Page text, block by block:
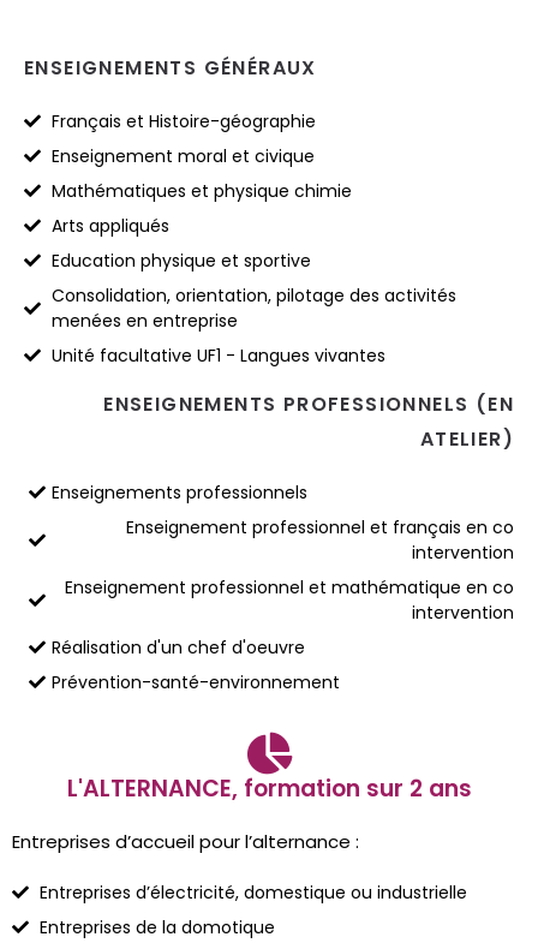
ENSEIGNEMENTS GÉNÉRAUX
Français et Histoire-géographie
Enseignement moral et civique
Mathématiques et physique chimie
Arts appliqués
Education physique et sportive
Consolidation, orientation, pilotage des activités
menées en entreprise
Unité facultative UF1 - Langues vivantes
ENSEIGNEMENTS PROFESSIONNELS (EN
ATELIER)
Enseignements professionnels
Enseignement professionnel et français en co
intervention
Enseignement professionnel et mathématique en co
intervention
Réalisation d'un chef d'oeuvre
Prévention-santé-environnement
L'ALTERNANCE, formation sur 2 ans
Entreprises d’accueil pour l’alternance :
Entreprises d’électricité, domestique ou industrielle
Entreprises de la domotique